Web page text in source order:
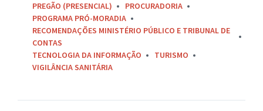
PREGÃO (PRESENCIAL)
PROCURADORIA
PROGRAMA PRÓ-MORADIA
RECOMENDAÇÕES MINISTÉRIO PÚBLICO E TRIBUNAL DE
CONTAS
TECNOLOGIA DA INFORMAÇÃO
TURISMO
VIGILÂNCIA SANITÁRIA